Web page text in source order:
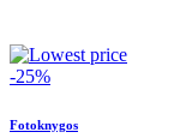
-25%
Fotoknygos